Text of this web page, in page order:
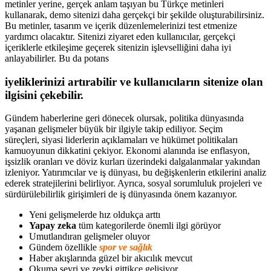
metinler yerine, gerçek anlam taşıyan bu Türkçe metinleri
kullanarak, demo sitenizi daha gerçekçi bir şekilde oluşturabilirsiniz.
Bu metinler, tasarım ve içerik düzenlemelerinizi test etmenize
yardımcı olacaktır. Sitenizi ziyaret eden kullanıcılar, gerçekçi
içeriklerle etkileşime geçerek sitenizin işlevselliğini daha iyi
anlayabilirler. Bu da potans
iyeliklerinizi artırabilir ve kullanıcıların sitenize olan
ilgisini çekebilir.
Gündem haberlerine geri dönecek olursak, politika dünyasında
yaşanan gelişmeler büyük bir ilgiyle takip ediliyor. Seçim
süreçleri, siyasi liderlerin açıklamaları ve hükümet politikaları
kamuoyunun dikkatini çekiyor. Ekonomi alanında ise enflasyon,
işsizlik oranları ve döviz kurları üzerindeki dalgalanmalar yakından
izleniyor. Yatırımcılar ve iş dünyası, bu değişkenlerin etkilerini analiz
ederek stratejilerini belirliyor. Ayrıca, sosyal sorumluluk projeleri ve
sürdürülebilirlik girişimleri de iş dünyasında önem kazanıyor.
Yeni gelişmelerde hız oldukça arttı
Yapay zeka tüm kategorilerde önemli ilgi görüyor
Umutlandıran gelişmeler oluyor
Gündem özellikle spor ve sağlık
Haber akışlarında güzel bir akıcılık mevcut